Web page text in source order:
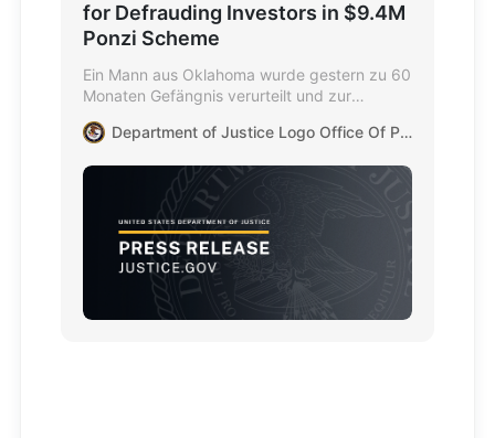
for Defrauding Investors in $9.4M
Ponzi Scheme
Ein Mann aus Oklahoma wurde gestern zu 60
Monaten Gefängnis verurteilt und zur
Einziehung und über $170.000 in Form von
einer Kryptowährungs-Investment-
Betrugsverschwörung verurteilt.
Department of Justice Logo Office Of Public Affairs